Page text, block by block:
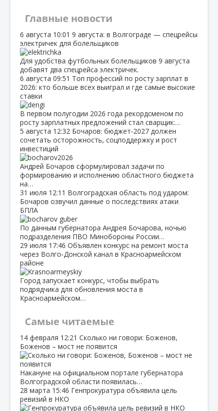
Главные новости
6 августа 10:01 9 августа: в Волгограде — спецрейсы
электричек для болельщиков
Для удобства футбольных болельщиков 9 августа
добавят два спецрейса электричек.
6 августа 09:51 Топ профессий по росту зарплат в
2026: кто больше всех выиграл и где самые высокие
ставки
В первом полугодии 2026 года рекордсменом по
росту зарплатных предложений стал сварщик:…
5 августа 12:32 Бочаров: бюджет‑2027 должен
сочетать осторожность, соцподдержку и рост
инвестиций
Андрей Бочаров сформулировал задачи по
формированию и исполнению областного бюджета
на…
31 июля 12:11 Волгоградская область под ударом:
Бочаров озвучил данные о последствиях атаки
БПЛА
По данным губернатора Андрея Бочарова, ночью
подразделения ПВО Минобороны России…
29 июля 17:46 Объявлен конкурс на ремонт моста
через Волго‑Донской канал в Красноармейском
районе
Город запускает конкурс, чтобы выбрать
подрядчика для обновления моста в
Красноармейском…
Самые читаемые
14 февраля 12:21 Сколько ни говори: Боженов,
Боженов – мост не появится
Накануне на официальном портале губернатора
Волгоградской области появилась…
28 марта 15:46 Генпрокуратура объявила цель
ревизий в НКО